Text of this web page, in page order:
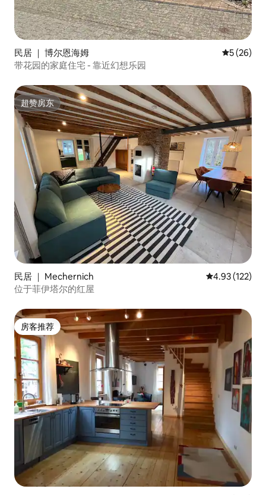
民居 ｜ 博尔恩海姆 平均评分
5 (26)
带花园的家庭住宅 - 靠近幻想乐园
超赞房东
超赞房东
民居 ｜ Mechernich 平均评分 4.93
4.93 (122)
位于菲伊塔尔的红屋
房客推荐
房客推荐